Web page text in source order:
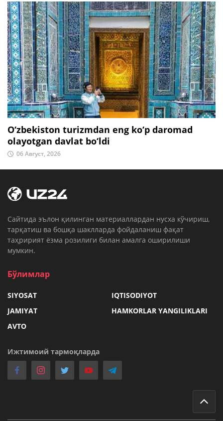
O‘zbekiston turizmdan eng ko‘p daromad
olayotgan davlat bo‘ldi
06 Август, 2026
Cайтида эълон қилинган материаллардан нусха кўчириш,
тарқатиш ва бошқа шаклларда фойдаланиш фақат
таҳририят ёзма розилиги билан амалга оширилиши
мумкин.
Бўлимлар
SIYOSAT
IQTISODIYOT
JAMIYAT
HAMKORLAR YANGILIKLARI
AVTO
Ижтимоий тармоқларда